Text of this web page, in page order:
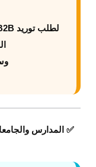
لطلب توريد B2B:
✅ المدارس